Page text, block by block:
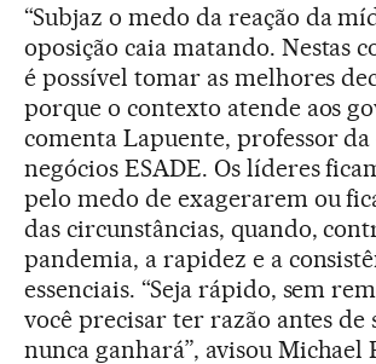
“Subjaz o medo da reação da
oposição caia matando. Nestas
é possível tomar as melhores
porque o contexto atende aos
comenta Lapuente, professor da
negócios ESADE. Os líderes
pelo medo de exagerarem ou
das circunstâncias, quando,
pandemia, a rapidez e a
essenciais. “Seja rápido, sem
você precisar ter razão antes de
nunca ganhará”, avisou